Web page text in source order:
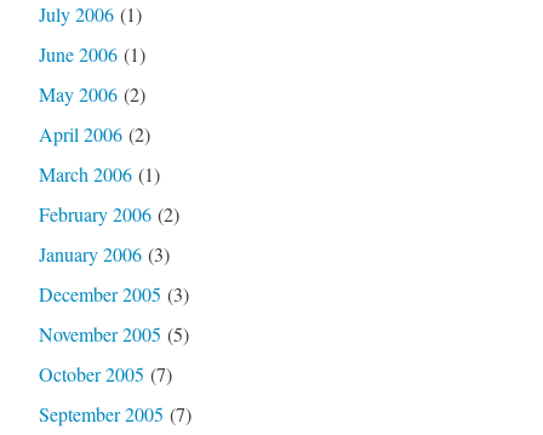
July 2006(1)
June 2006(1)
May 2006(2)
April 2006(2)
March 2006(1)
February 2006(2)
January 2006(3)
December 2005 (3)
November 2005 (5)
October 2005 (7)
September 2005 (7)